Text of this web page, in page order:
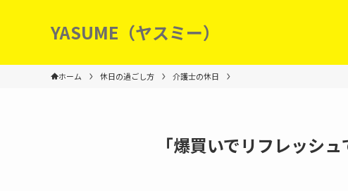
YASUME（ヤスミー）
ホーム 休日の過ごし方 介護士の休日
「爆買いでリフレッシ